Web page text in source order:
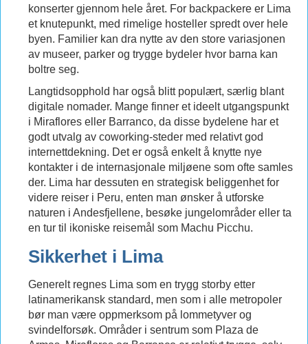
konserter gjennom hele året. For backpackere er Lima
et knutepunkt, med rimelige hosteller spredt over hele
byen. Familier kan dra nytte av den store variasjonen
av museer, parker og trygge bydeler hvor barna kan
boltre seg.
Langtidsopphold har også blitt populært, særlig blant
digitale nomader. Mange finner et ideelt utgangspunkt
i Miraflores eller Barranco, da disse bydelene har et
godt utvalg av coworking-steder med relativt god
internettdekning. Det er også enkelt å knytte nye
kontakter i de internasjonale miljøene som ofte samles
der. Lima har dessuten en strategisk beliggenhet for
videre reiser i Peru, enten man ønsker å utforske
naturen i Andesfjellene, besøke jungelområder eller ta
en tur til ikoniske reisemål som Machu Picchu.
Sikkerhet i Lima
Generelt regnes Lima som en trygg storby etter
latinamerikansk standard, men som i alle metropoler
bør man være oppmerksom på lommetyver og
svindelforsøk. Områder i sentrum som Plaza de